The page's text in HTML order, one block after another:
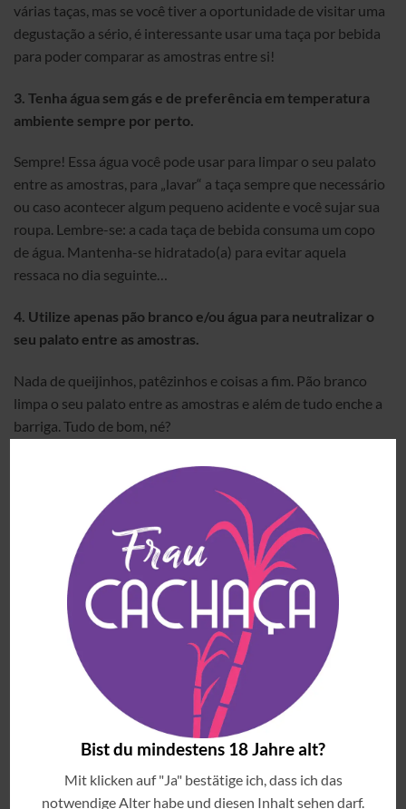
Bist du mindestens 18 Jahre alt?
Mit klicken auf "Ja" bestätige ich, dass ich das
notwendige Alter habe und diesen Inhalt sehen darf.
várias taças, mas se você tiver a oportunidade de visitar uma
degustação a sério, é interessante usar uma taça por bebida
para poder comparar as amostras entre si!
3. Tenha água sem gás e de preferência em temperatura
ambiente sempre por perto.
Sempre! Essa água você pode usar para limpar o seu palato
entre as amostras, para „lavar“ a taça sempre que necessário
ou caso acontecer algum pequeno acidente e você sujar sua
roupa. Lembre-se: a cada taça de bebida consuma um copo
de água. Mantenha-se hidratado(a) para evitar aquela
ressaca no dia seguinte…
4. Utilize apenas pão branco e/ou água para neutralizar o
seu palato entre as amostras.
Nada de queijinhos, patêzinhos e coisas a fim. Pão branco
limpa o seu palato entre as amostras e além de tudo enche a
barriga. Tudo de bom, né?
Evite desperdício: sirva amostras pequenas de bebida, o
suficiente para girar a taça.
O tamanho da dose padrão é de 40ml para destilados e
aproximadamente 180ml para vinhos. EUZINHA recomendo
usar 1 dedinho para destilados e 2 dedinhos para o vinho, vai
por mim. Se você precisar de mais, pode pedir. Não fique
„matando“ o restinho que tem no copo para não passar dos
limites. O que eu faço? Degusto tudo com muita calma e
atenção, anoto o que eu gostaria de provar novamente mais
tarde e depois que eu já experimentei tudo o que eu queria,
volto lá peço novamente uma amostra que eu gostei pra
A cuspideira (ou copo descartável) é sua melhor aliada!
Use e abuse dela!